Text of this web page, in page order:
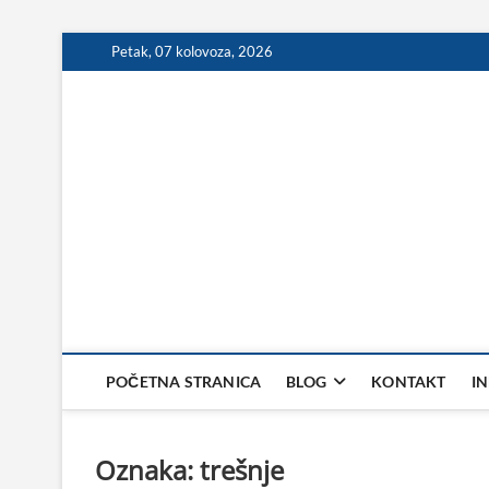
to
Petak, 07 kolovoza, 2026
POČETNA STRANICA BLOG KONTAKT
Oznaka:trešnje